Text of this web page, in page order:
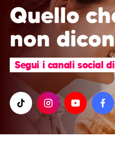
Quello
non
Segui i canali social